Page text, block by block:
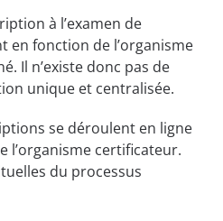
à l’examen de
en fonction de l’organisme
Il n’existe donc pas de
unique et centralisée.
se déroulent en ligne
l’organisme certificateur.
du processus